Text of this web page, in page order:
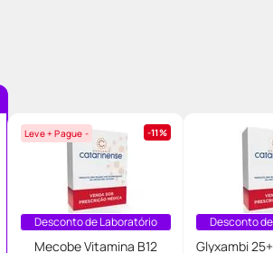
Leve + Pague - 11%
Desconto de Laboratório
Mecobe Vitamina B12
Desconto
Glyxambi